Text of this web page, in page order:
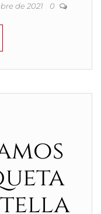
de 2021 0